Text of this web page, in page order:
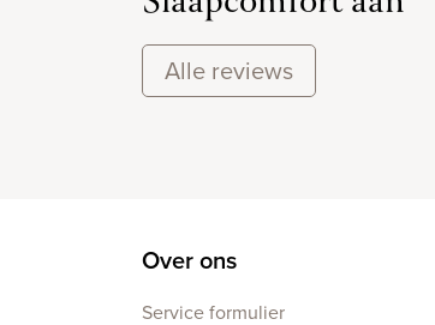
Alle reviews
Over ons
Service formulier